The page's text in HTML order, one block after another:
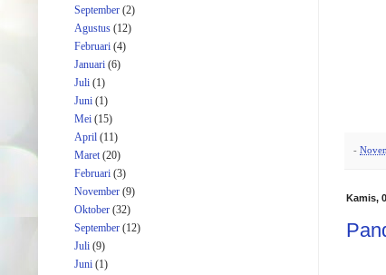
-
Kamis,
September (2)
Agustus (12)
Februari (4)
Januari (6)
Juli (1)
Juni (1)
Mei (15)
April (11)
Maret(20)
Februari (3)
November (9)
Oktober (32)
September (12)
Juli (9)
Juni (1)